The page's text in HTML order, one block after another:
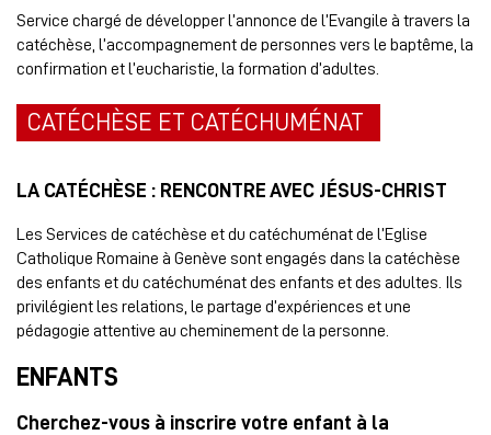
Service chargé de développer l’annonce de l’Evangile à travers la
catéchèse, l’accompagnement de personnes vers le baptême, la
confirmation et l’eucharistie, la formation d’adultes.
CATÉCHÈSE ET CATÉCHUMÉNAT
LA CATÉCHÈSE : RENCONTRE AVEC JÉSUS-CHRIST
Les Services de catéchèse et du catéchuménat de l’Eglise
Catholique Romaine à Genève sont engagés dans la catéchèse
des enfants et du catéchuménat des enfants et des adultes. Ils
privilégient les relations, le partage d’expériences et une
pédagogie attentive au cheminement de la personne.
ENFANTS
Cherchez-vous à inscrire votre enfant à la